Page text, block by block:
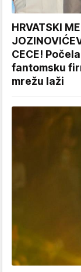
HRVATSKI
CECE!
fantomsku
mrežu laži